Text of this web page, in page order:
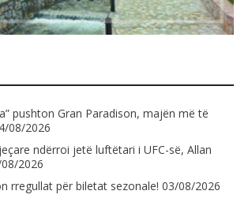
pushton Gran Paradison, majën më të
08/2026
ndërroi jetë luftëtari i UFC-së, Allan
2026
rregullat për biletat sezonale! 03/08/2026